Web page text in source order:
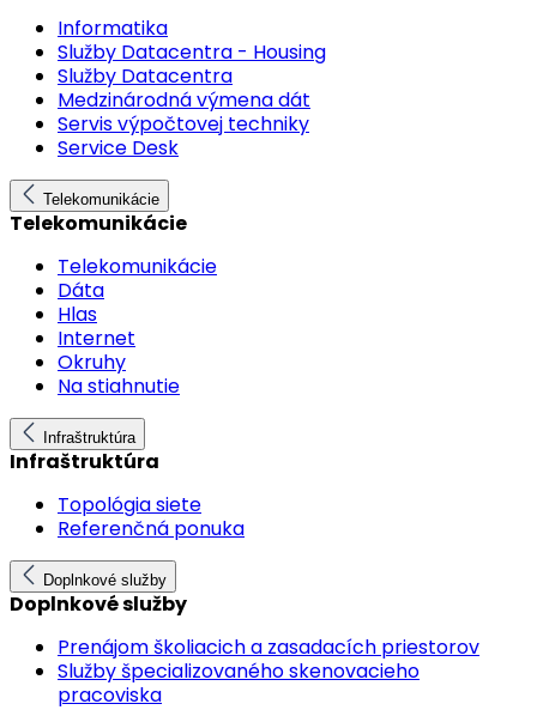
Informatika
Služby Datacentra - Housing
Služby Datacentra
Medzinárodná výmena dát
Servis výpočtovej techniky
Service Desk
Telekomunikácie
Telekomunikácie
Telekomunikácie
Dáta
Hlas
Internet
Okruhy
Na stiahnutie
Infraštruktúra
Infraštruktúra
Topológia siete
Referenčná ponuka
Doplnkové služby
Doplnkové služby
Prenájom školiacich a zasadacích priestorov
Služby špecializovaného skenovacieho
pracoviska